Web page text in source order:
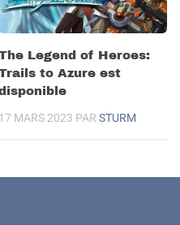
Legend of Heroes:
to Azure est
17 MARS 2023 PAR STURM